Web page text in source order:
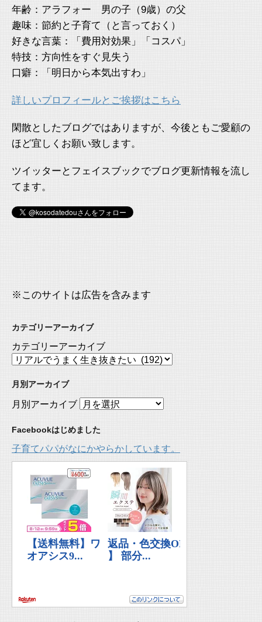
年齢：アラフォー 男の子（9歳）の父
趣味：節約と子育て（と言っておく）
好きな言葉：「費用対効果」「コスパ」
特技：方向性をすぐ見失う
口癖：「明日から本気出すわ」
詳しいプロフィールとご挨拶はこちら
閑散としたブログではありますが、今後ともご愛顧の
ほど宜しくお願い致します。
ツイッターとフェイスブックでブログ更新情報を流し
てます。
※このサイトは広告を含みます
カテゴリーアーカイブ
カテゴリーアーカイブ
月別アーカイブ
月別アーカイブ
Facebookはじめました
子育てパパがなにかやらかしています。